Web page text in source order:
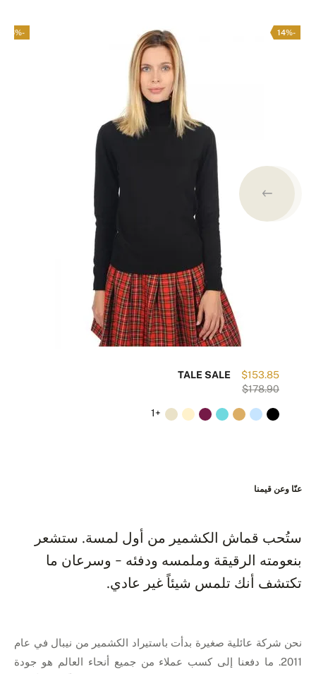
-14%
$153.85
$178.90
TALE SALE
+1
-16%
عنّا وعن قيمنا
ستُحب قماش الكشمير من أول لمسة. ستشعر
بنعومته الرقيقة وملمسه ودفئه - وسرعان ما
تكتشف أنك تلمس شيئاً غير عادي.
نحن شركة عائلية صغيرة بدأت باستيراد الكشمير من نيبال في عام
2011. ما دفعنا إلى كسب عملاء من جميع أنحاء العالم هو جودة